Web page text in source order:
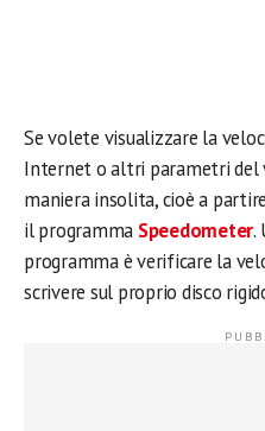
Se volete visualizzare la
Internet o altri parametri
maniera insolita, cioè a
il programma Speedometer.
programma è verificare la
scrivere sul proprio disco